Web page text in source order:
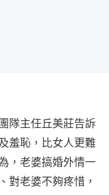
隊主任丘美莊告訴
羞恥，比女人更難
，老婆搞婚外情一
對老婆不夠疼惜，